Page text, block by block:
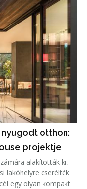
otthon:
projektje
alakították ki,
lakóhelyre cserélték
egy olyan kompakt